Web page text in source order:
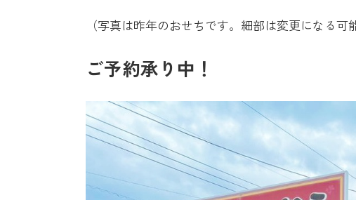
（写真は昨年のおせちです。細部は変更になる可
ご予約承り中！